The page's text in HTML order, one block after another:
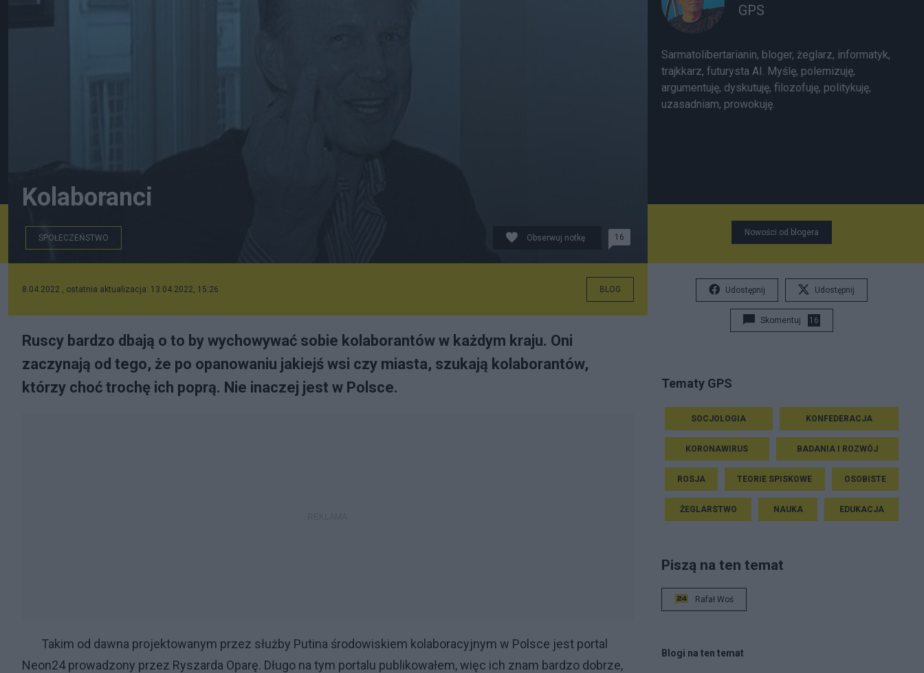
Kolaboranci
SPOŁECZEŃSTWO Obserwuj notkę 16
8.04.2022 , ostatnia aktualizacja: 13.04.2022, 15:26 BLOG
Ruscy bardzo dbają o to by wychowywać sobie kolaborantów w każdym kraju. Oni
zaczynają od tego, że po opanowaniu jakiejś wsi czy miasta, szukają kolaborantów,
którzy choć trochę ich poprą. Nie inaczej jest w Polsce.
Takim od dawna projektowanym przez służby Putina środowiskiem kolaboracyjnym w Polsce jest portal
Neon24 prowadzony przez Ryszarda Oparę. Długo na tym portalu publikowałem, więc ich znam bardzo dobrze,
GPS
Sarmatolibertarianin, bloger, żeglarz, informatyk,
trajkkarz, futurysta AI. Myślę, polemizuję,
argumentuję, dyskutuję, filozofuję, politykuję,
uzasadniam, prowokuję.
Nowości od blogera
Udostępnij Udostępnij
Skomentuj 16
Tematy GPS
SOCJOLOGIA KONFEDERACJA
KORONAWIRUS BADANIA I ROZWÓJ
ROSJA TEORIE SPISKOWE OSOBISTE
ŻEGLARSTWO NAUKA EDUKACJA
Piszą na ten temat
Rafał Woś
Blogi na ten temat